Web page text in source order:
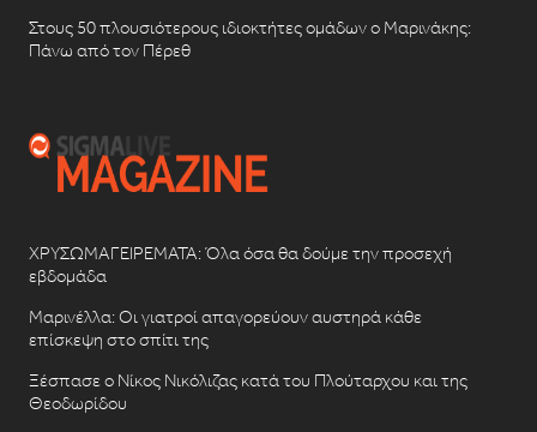
Στους 50 πλουσιότερους ιδιοκτήτες ομάδων ο Μαρινάκης:
Πάνω από τον Πέρεθ
ΧΡΥΣΩΜΑΓΕΙΡΕΜΑΤΑ: Όλα όσα θα δούμε την προσεχή
εβδομάδα
Μαρινέλλα: Οι γιατροί απαγορεύουν αυστηρά κάθε
επίσκεψη στο σπίτι της
Ξέσπασε ο Νίκος Νικόλιζας κατά του Πλούταρχου και της
Θεοδωρίδου